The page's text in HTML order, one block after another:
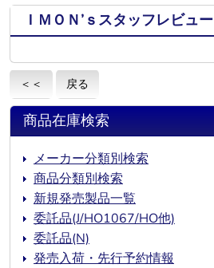
ＩＭＯＮ’ｓスタッフレビュー
＜＜ 戻る
商品在庫検索
メーカー分類別検索
商品分類別検索
新規発売製品一覧
委託品(J/HO1067/HO他)
委託品(N)
発売入荷・先行予約情報